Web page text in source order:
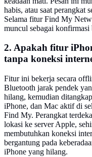
habis, atau saat perangkat
Selama fitur Find My
muncul sebagai
2. Apakah fitur
tanpa koneksi
Fitur ini bekerja secara
Bluetooth jarak pendek
hilang, kemudian
iPhone, dan Mac aktif di
Find My. Perangkat
lokasi ke server Apple,
membutuhkan koneksi
bergantung pada
iPhone yang hilang.